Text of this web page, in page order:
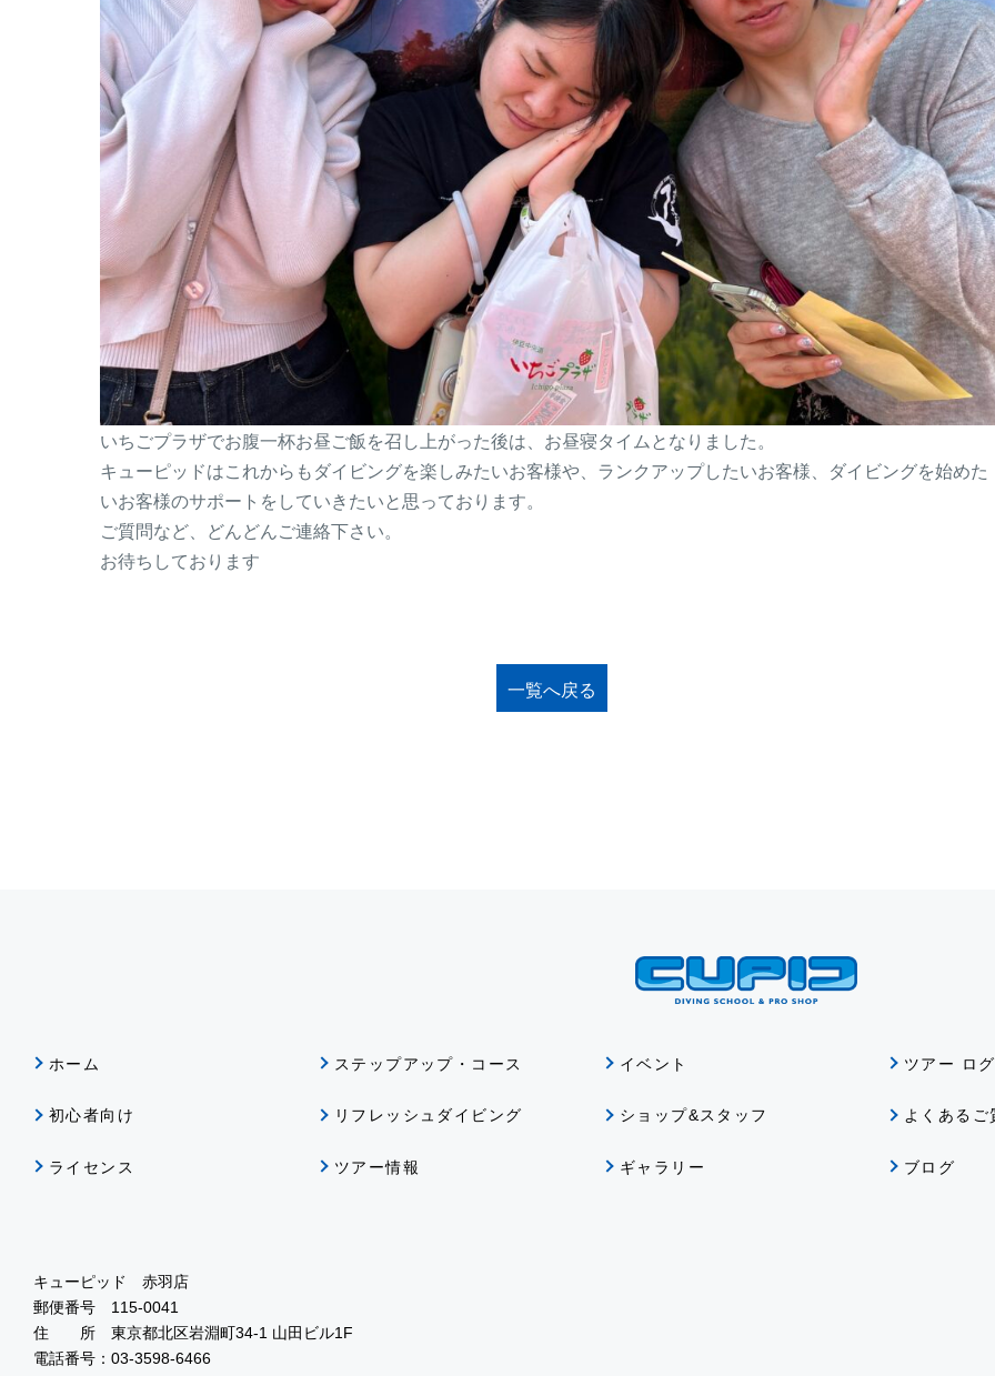
いちごプラザでお腹一杯お昼ご飯を召し上がった後は、お昼寝タイムとなりました。
キューピッドはこれからもダイビングを楽しみたいお客様や、ランクアップしたいお客様、ダイビングを始めた
いお客様のサポートをしていきたいと思っております。
ご質問など、どんどんご連絡下さい。
お待ちしております
一覧へ戻る
ホーム
初心者向け
ライセンス
ステップアップ・コース
リフレッシュダイビング
ツアー情報
イベント
ショップ&スタッフ
ギャラリー
ツアー ログ
よくあるご
ブログ
キューピッド 赤羽店
郵便番号 115-0041
住 所 東京都北区岩淵町34-1 山田ビル1F
電話番号：03-3598-6466